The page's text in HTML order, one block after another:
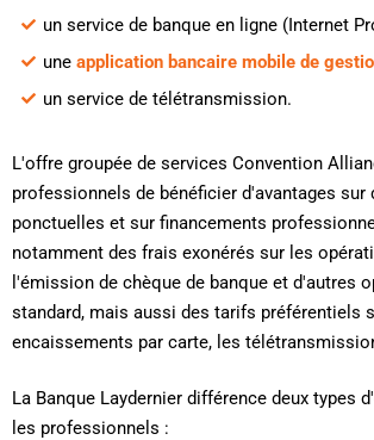
un service de banque en ligne (Internet
une application bancaire mobile de
un service de télétransmission.
L'offre groupée de services Convention
professionnels de bénéficier d'avantages sur
ponctuelles et sur financements
notamment des frais exonérés sur les
l'émission de chèque de banque et d'autres
standard, mais aussi des tarifs préférentiels
encaissements par carte, les
La Banque Laydernier différence deux types
les professionnels :